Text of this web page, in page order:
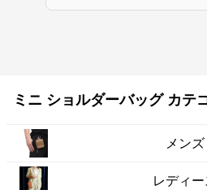
ミニ ショルダーバッグ カテ
メンズ
レディー